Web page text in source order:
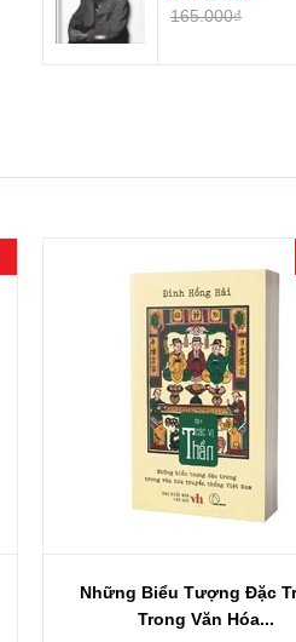
165.000₫
Những Biểu Tượng Đặc
Trong Văn Hóa...